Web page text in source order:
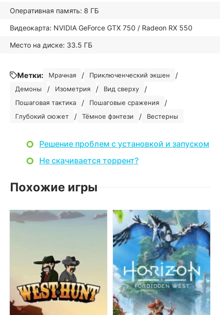
Оперативная память: 8 ГБ
Видеокарта: NVIDIA GeForce GTX 750 / Radeon RX 550
Место на диске: 33.5 ГБ
Метки: Мрачная / Приключенческий экшен /
Демоны / Изометрия / Вид сверху /
Пошаговая тактика / Пошаговые сражения /
Глубокий сюжет / Тёмное фэнтези / Вестерны
Решение проблем с установкой и запуском
Не скачивается торрент?
Похожие игры